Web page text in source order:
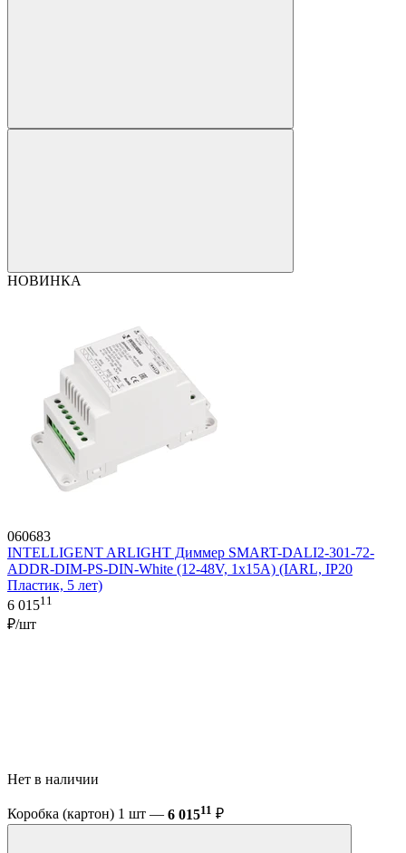
НОВИНКА
060683
INTELLIGENT ARLIGHT Диммер SMART-DALI2-301-72-
ADDR-DIM-PS-DIN-White (12-48V, 1x15A) (IARL, IP20
Пластик, 5 лет)
6 01511
₽/шт
Нет в наличии
Коробка (картон) 1 шт — 6 01511 ₽